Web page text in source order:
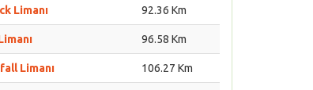
Limanı 92.36 Km
96.58 Km
Limanı 106.27 Km